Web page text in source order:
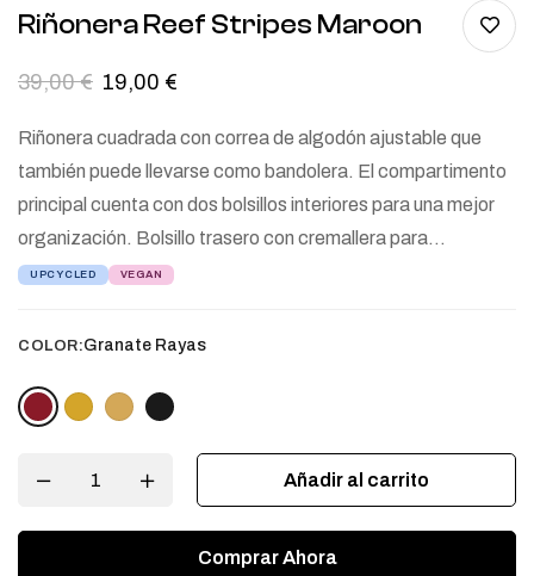
Riñonera Reef Stripes Maroon
39,00€ 19,00 €
Riñonera cuadrada con correa de algodón ajustable que
también puede llevarse como bandolera. El compartimento
principal cuenta con dos bolsillos interiores para una mejor
organización. Bolsillo trasero con cremallera para…
UPCYCLED VEGAN
COLOR:Granate Rayas
Añadir al carrito
Comprar Ahora